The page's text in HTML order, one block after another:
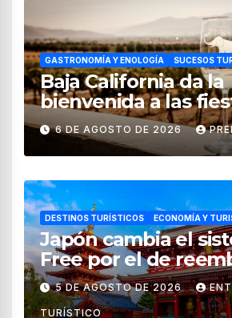
GASTRONOMÍA Y ENOLOGÍA SUCESOS
Baja California da la
bienvenida a las
vendimia 2026
6 DE AGOSTO DE 2026
DESTINOS TURÍSTICOS ECONOMÍA Y
Japón cambia el
Free por el de
impuestos desde
de 2026
5 DE AGOSTO DE 2026
TURÍSTICO